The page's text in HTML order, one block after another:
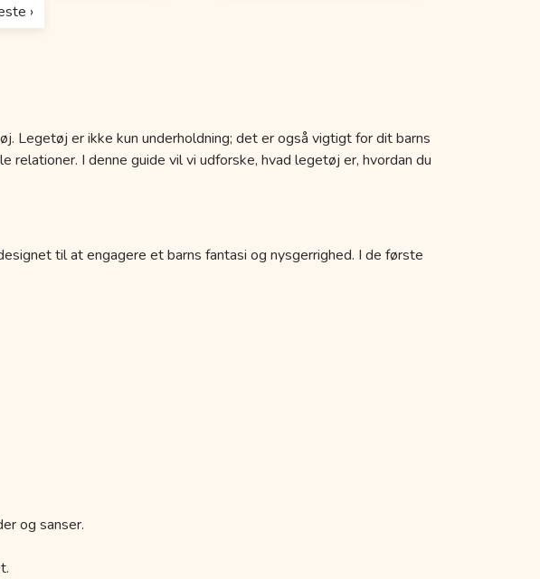
›
Legetøj er ikke kun underholdning; det er også vigtigt for dit barns
I denne guide vil vi udforske, hvad legetøj er, hvordan du
til at engagere et barns fantasi og nysgerrighed. I de første
og sanser.